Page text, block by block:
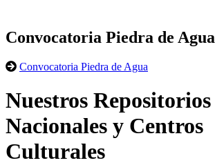
Convocatoria Piedra de Agua
Convocatoria Piedra de Agua
Nuestros Repositorios
Nacionales y Centros
Culturales